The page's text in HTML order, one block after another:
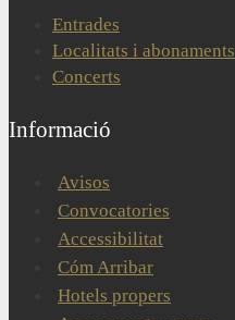
Entrades
Localitats i abonaments
Concerts
Informació
Avisos
Convocatories
Accessibilitat
Cóm Arribar
Hotels propers